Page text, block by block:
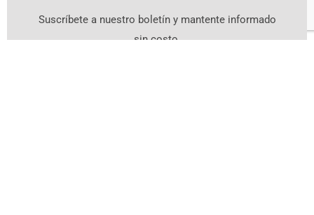
Suscríbete a nuestro boletín y mantente informado
sin costo.